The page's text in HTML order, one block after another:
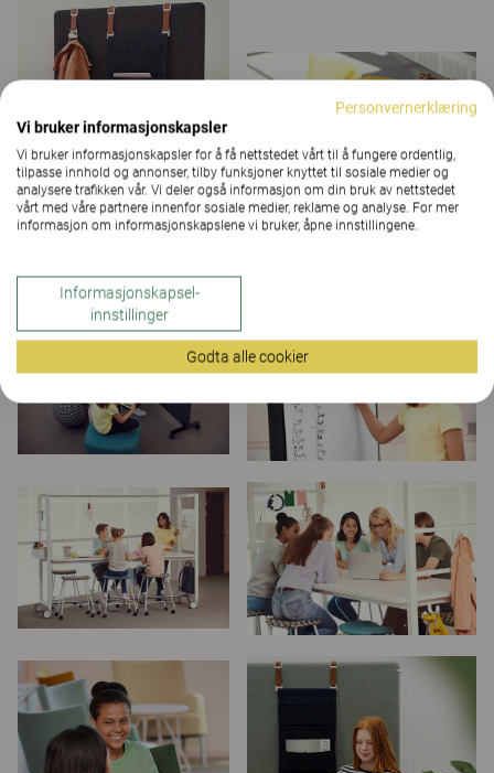
Personvernerklæring
Vi bruker informasjonskapsler
Vi bruker informasjonskapsler for å få nettstedet vårt til å fungere ordentlig,
tilpasse innhold og annonser, tilby funksjoner knyttet til sosiale medier og
analysere trafikken vår. Vi deler også informasjon om din bruk av nettstedet
vårt med våre partnere innenfor sosiale medier, reklame og analyse. For mer
informasjon om informasjonskapslene vi bruker, åpne innstillingene.
Informasjonskapsel-
innstillinger
Godta alle cookier